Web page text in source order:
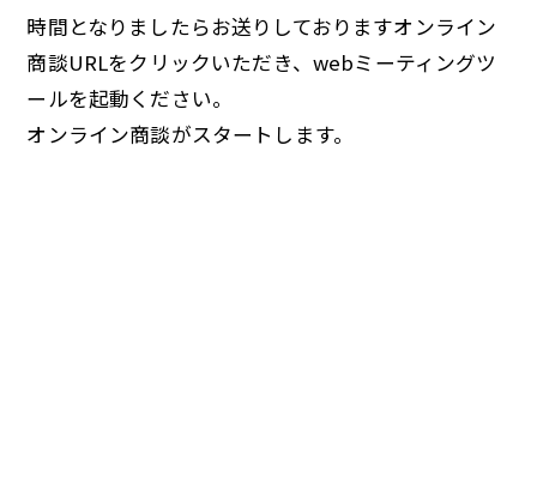
時間となりましたらお送りしておりますオンライン
商談URLをクリックいただき、webミーティングツ
ールを起動ください。
オンライン商談がスタートします。